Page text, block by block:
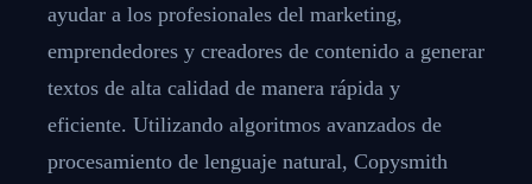
ayudar a los profesionales del marketing,
emprendedores y creadores de contenido a generar
textos de alta calidad de manera rápida y
eficiente. Utilizando algoritmos avanzados de
procesamiento de lenguaje natural, Copysmith